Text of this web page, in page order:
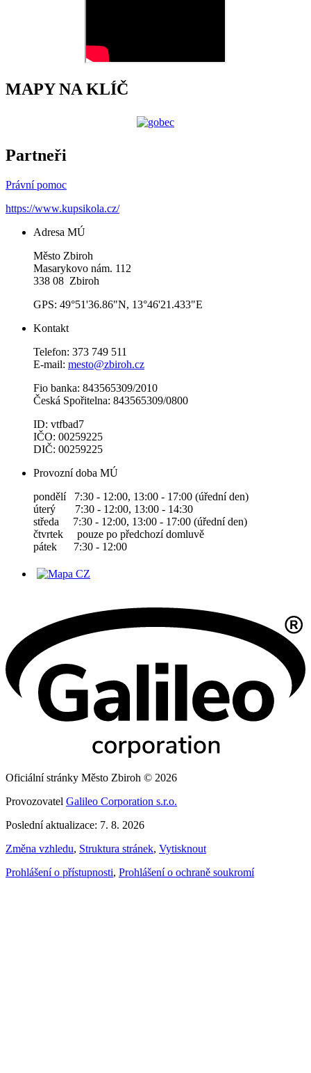
MAPY NA KLÍČ
Partneři
Právní pomoc
https://www.kupsikola.cz/
Adresa MÚ
Město Zbiroh
Masarykovo nám. 112
338 08 Zbiroh
GPS: 49°51'36.86"N, 13°46'21.433"E
Kontakt
Telefon: 373 749 511
E-mail: mesto@zbiroh.cz
Fio banka: 843565309/2010
Česká Spořitelna: 843565309/0800
ID: vtfbad7
IČO: 00259225
DIČ: 00259225
Provozní doba MÚ
pondělí 7:30 - 12:00, 13:00 - 17:00 (úřední den)
úterý 7:30 - 12:00, 13:00 - 14:30
středa 7:30 - 12:00, 13:00 - 17:00 (úřední den)
čtvrtek pouze po předchozí domluvě
pátek 7:30 - 12:00
Oficiální stránky Město Zbiroh © 2026
Provozovatel Galileo Corporation s.r.o.
Poslední aktualizace: 7. 8. 2026
Změna vzhledu, Struktura stránek, Vytisknout
Prohlášení o přístupnosti, Prohlášení o ochraně soukromí